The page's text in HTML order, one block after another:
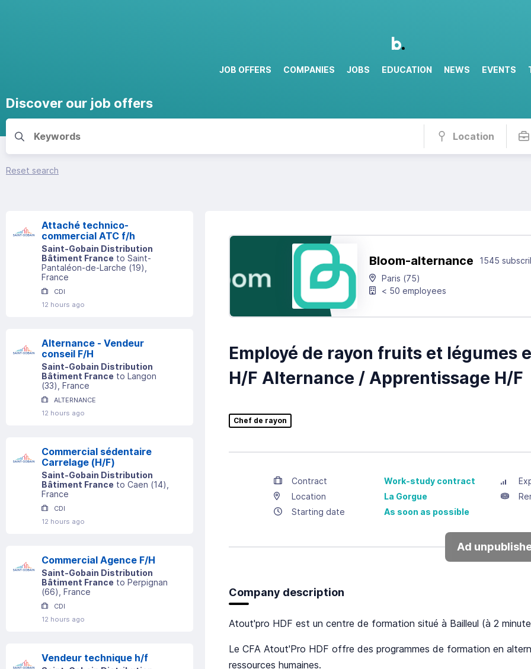
JOB OFFERS COMPANIES JOBS EDUCATION NEWS EVENTS
Discover our job offers
Location
Reset search
Attaché technico-
commercial ATC f/h
Saint-Gobain Distribution
Bâtiment France to Saint-
Pantaléon-de-Larche (19)
France
CDI
12 hours ago
Alternance - Vendeur
conseil F/H
Saint-Gobain Distribution
Bâtiment France to Langon
(33) , France
ALTERNANCE
12 hours ago
Commercial sédentaire
Carrelage (H/F)
Saint-Gobain Distribution
Bâtiment France to Caen (14)
France
CDI
12 hours ago
Commercial Agence F/H
Saint-Gobain Distribution
Bâtiment France to Perpignan
(66) , France
CDI
12 hours ago
Vendeur technique h/f
Bloom-alternance
1545
Paris (75)
< 50 employees
Employé de rayon fruits et légumes
H/F Alternance / Apprentissage H/F
Chef de rayon
Contract Work-study contract
Location
La Gorgue
Starting date
As soon as possible
Ad
Company description
Atout'pro HDF est un centre de formation situé à Bailleul (à 2
Le CFA Atout'Pro HDF offre des programmes de formation en
ressources humaines.